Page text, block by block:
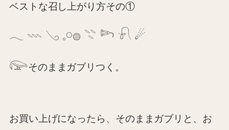
ベストな召し上がり方その①
𓂃 𓇠 𓂅 𓈒𓏸𓐍 𓇢 𓆸 𓍯 ☄︎
𓅼そのままガブリつく。
お買い上げになったら、そのままガブリと、お